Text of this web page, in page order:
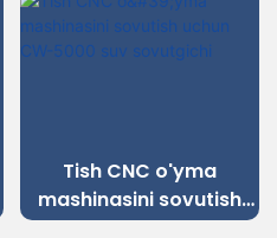
Tish CNC o'yma
mashinasini sovutish
uchun CW-5000 suv